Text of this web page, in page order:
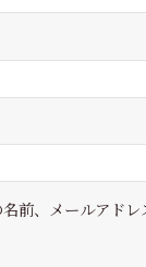
前、メールアドレ